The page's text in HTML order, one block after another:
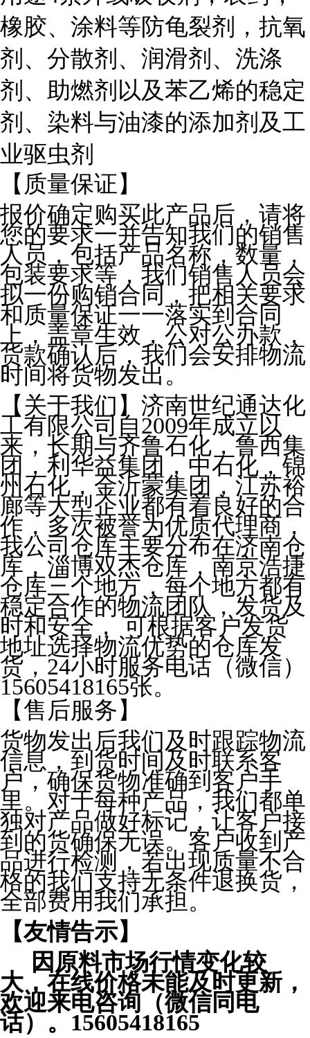
橡胶、涂料等防龟裂剂，抗氧
剂、分散剂、润滑剂、洗涤
剂、助燃剂以及苯乙烯的稳定
剂、染料与油漆的添加剂及工
业驱虫剂
【质量保证】
报价确定购买此产品后，请将
您的要求一并告知我们的销售
人员，包括产品名称，数量，
包装要求等，我们销售人员会
拟一份购销合同，把相关要求
和质量保证一一落实到合同
上，盖章生效，公对公办款，
货款确认后，我们会安排物流
时间将货物发出。
【关于我们】济南世纪通达化
工有限公司自2009年成立以
来，长期与齐鲁石化，鲁西集
团，利华益集团，中石化，锦
州石化，金沂蒙集团，江苏裕
廊等大型企业都有着良好的合
作，多次被誉为优质代理商，
我公司仓库主要分布在济南仓
库，淄博双杰仓库，南京浩捷
仓库三个地方，每个地方都有
稳定合作的物流团队，发货及
时和安全， 可根据客户发货
地址选择物流优势的仓库发
货，24小时服务电话（微信）
15605418165张。
【售后服务】
货物发出后我们及时跟踪物流
信息，到货时间及时联系客
户，确保货物准确到客户手
里。对于每种产品，我们都单
独对产品做好标记，让客户接
到的货确保无误。客户收到产
品进行检测，若出现质量不合
格的我们支持无条件退换货，
全部费用我们承担。
【友情告示】
因原料市场行情变化较
大，在线价格未能及时更新，
欢迎来电咨询（微信同电
话）。15605418165